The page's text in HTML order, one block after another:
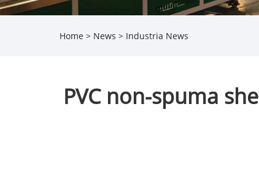
Home > News > Industria News
PVC non-spuma